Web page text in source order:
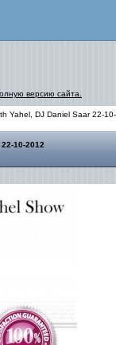
версию сайта.
Yahel, DJ Daniel Saar 22-10-
10-2012